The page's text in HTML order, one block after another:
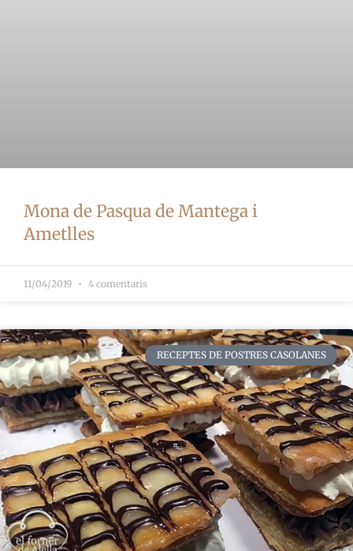
Mona de Pasqua de Mantega i
Ametlles
11/04/2019 4 comentaris
RECEPTES DE POSTRES CASOLANES